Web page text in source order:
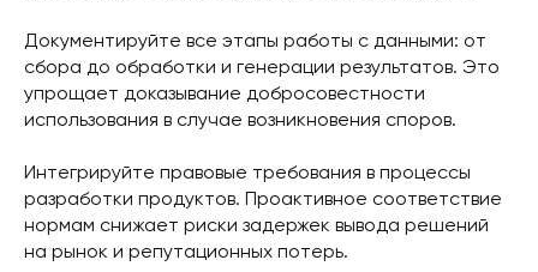
Документируйте все этапы работы с данными: от
сбора до обработки и генерации результатов. Это
упрощает доказывание добросовестности
использования в случае возникновения споров.
Интегрируйте правовые требования в процессы
разработки продуктов. Проактивное соответствие
нормам снижает риски задержек вывода решений
на рынок и репутационных потерь.